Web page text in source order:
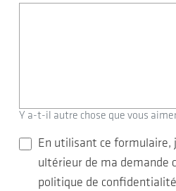
Y a-t-il autre chose que vous
En utilisant ce
ultérieur de ma demande
politique de